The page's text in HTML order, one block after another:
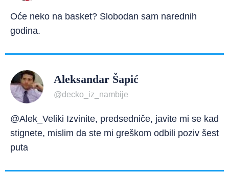
Oće neko na basket? Slobodan sam narednih
godina.
Aleksandar Šapić
@decko_iz_nambije
@Alek_Veliki Izvinite, predsedniče, javite mi se kad
stignete, mislim da ste mi greškom odbili poziv šest
puta